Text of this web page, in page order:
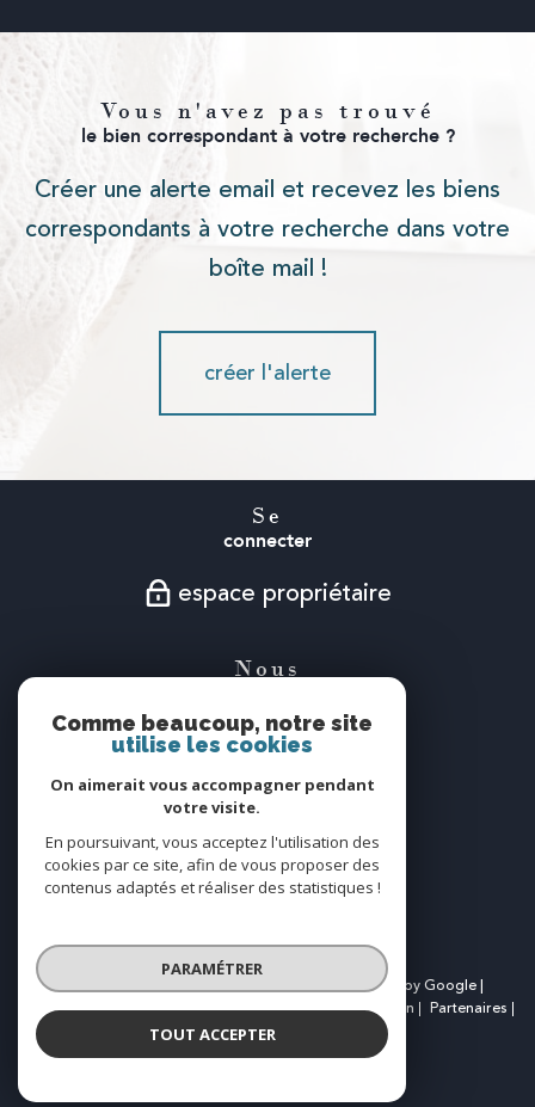
Vous n'avez pas trouvé
le bien correspondant à votre recherche ?
Créer une alerte email et recevez les biens
correspondants à votre recherche dans votre
boîte mail !
créer l'alerte
Se
connecter
espace propriétaire
Nous
Nous
adhérons
© 2026 | Tous droits réservés | Traduction powered by Google |
Nos honoraires
Plan du site Mentions légales Admin
Partenaires
Politique RGPD
Comme beaucoup, notre site
utilise les cookies
On aimerait vous accompagner pendant
votre visite.
En poursuivant, vous acceptez l'utilisation des
cookies par ce site, afin de vous proposer des
contenus adaptés et réaliser des statistiques !
PARAMÉTRER
TOUT ACCEPTER